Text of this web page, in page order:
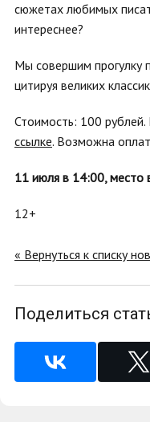
сюжетах любимых
интереснее?
Мы совершим прогулку
цитируя великих
Стоимость: 100
ссылке. Возможна
11 июля в 14:00,место
12+
« Вернуться к списку
Поделиться